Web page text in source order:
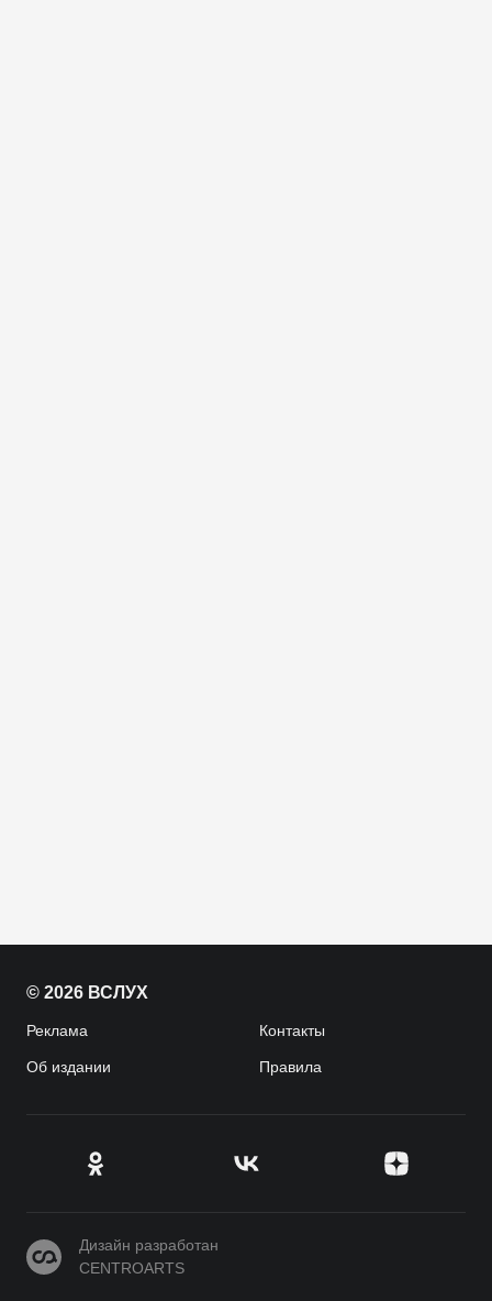
© 2026 ВСЛУХ
Реклама Контакты
Об издании Правила
CENTROARTS